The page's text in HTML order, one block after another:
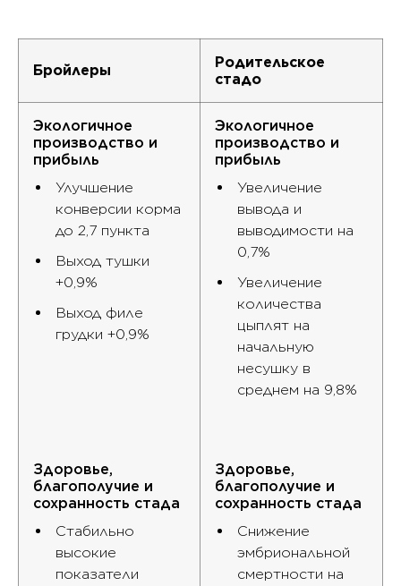
Бройлеры
Родительское
стадо
Экологичное
производство и
прибыль
Улучшение
конверсии корма
до 2,7 пункта
Выход тушки
+0,9%
Выход филе
грудки +0,9%
Экологичное
производство и
прибыль
Увеличение
вывода и
выводимости на
0,7%
Увеличение
количества
цыплят на
начальную
несушку в
среднем на 9,8%
Здоровье,
благополучие и
сохранность стада
Стабильно
высокие
показатели
Здоровье,
благополучие и
сохранность стада
Снижение
эмбриональной
смертности на